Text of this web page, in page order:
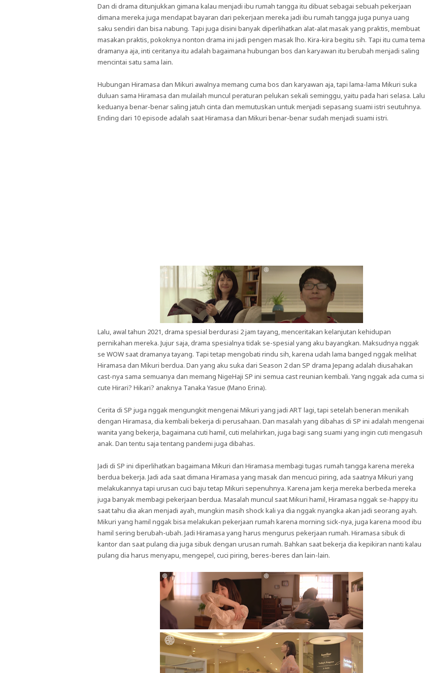
Dan di drama ditunjukkan gimana kalau menjadi ibu rumah tangga itu dibuat sebagai sebuah pekerjaan
dimana mereka juga mendapat bayaran dari pekerjaan mereka jadi ibu rumah tangga juga punya uang
saku sendiri dan bisa nabung. Tapi juga disini banyak diperlihatkan alat-alat masak yang praktis, membuat
masakan praktis, pokoknya nonton drama ini jadi pengen masak lho. Kira-kira begitu sih. Tapi itu cuma tema
dramanya aja, inti ceritanya itu adalah bagaimana hubungan bos dan karyawan itu berubah menjadi saling
mencintai satu sama lain.
Hubungan Hiramasa dan Mikuri awalnya memang cuma bos dan karyawan aja, tapi lama-lama Mikuri suka
duluan sama Hiramasa dan mulailah muncul peraturan pelukan sekali seminggu, yaitu pada hari selasa. Lalu
keduanya benar-benar saling jatuh cinta dan memutuskan untuk menjadi sepasang suami istri seutuhnya.
Ending dari 10 episode adalah saat Hiramasa dan Mikuri benar-benar sudah menjadi suami istri.
Lalu, awal tahun 2021, drama spesial berdurasi 2 jam tayang, menceritakan kelanjutan kehidupan
pernikahan mereka. Jujur saja, drama spesialnya tidak se-spesial yang aku bayangkan. Maksudnya nggak
se WOW saat dramanya tayang. Tapi tetap mengobati rindu sih, karena udah lama banged nggak melihat
Hiramasa dan Mikuri berdua. Dan yang aku suka dari Season 2 dan SP drama Jepang adalah diusahakan
cast-nya sama semuanya dan memang NigeHaji SP ini semua cast reunian kembali. Yang nggak ada cuma si
cute Hirari? Hikari? anaknya Tanaka Yasue (Mano Erina).
Cerita di SP juga nggak mengungkit mengenai Mikuri yang jadi ART lagi, tapi setelah beneran menikah
dengan Hiramasa, dia kembali bekerja di perusahaan. Dan masalah yang dibahas di SP ini adalah mengenai
wanita yang bekerja, bagaimana cuti hamil, cuti melahirkan, juga bagi sang suami yang ingin cuti mengasuh
anak. Dan tentu saja tentang pandemi juga dibahas.
Jadi di SP ini diperlihatkan bagaimana Mikuri dan Hiramasa membagi tugas rumah tangga karena mereka
berdua bekerja. Jadi ada saat dimana Hiramasa yang masak dan mencuci piring, ada saatnya Mikuri yang
melakukannya tapi urusan cuci baju tetap Mikuri sepenuhnya. Karena jam kerja mereka berbeda mereka
juga banyak membagi pekerjaan berdua. Masalah muncul saat Mikuri hamil, Hiramasa nggak se-happy itu
saat tahu dia akan menjadi ayah, mungkin masih shock kali ya dia nggak nyangka akan jadi seorang ayah.
Mikuri yang hamil nggak bisa melakukan pekerjaan rumah karena morning sick-nya, juga karena mood ibu
hamil sering berubah-ubah. Jadi Hiramasa yang harus mengurus pekerjaan rumah. Hiramasa sibuk di
kantor dan saat pulang dia juga sibuk dengan urusan rumah. Bahkan saat bekerja dia kepikiran nanti kalau
pulang dia harus menyapu, mengepel, cuci piring, beres-beres dan lain-lain.